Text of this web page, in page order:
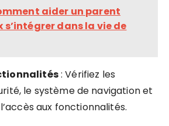
aider un parent
s’intégrer dans la vie de
: Vérifiez les
le système de navigation et
aux fonctionnalités.